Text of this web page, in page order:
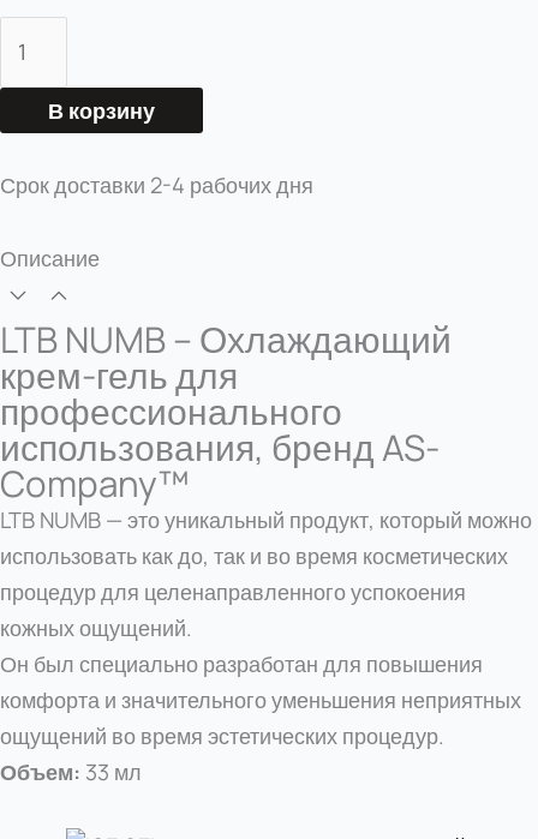
В корзину
Срок доставки 2-4 рабочих дня
Описание
LTB NUMB – Охлаждающий
крем-гель для
профессионального
использования, бренд AS-
Company™
LTB NUMB — это уникальный продукт, который можно
использовать как до, так и во время косметических
процедур для целенаправленного успокоения
кожных ощущений.
Он был специально разработан для повышения
комфорта и значительного уменьшения неприятных
ощущений во время эстетических процедур.
Объем: 33 мл